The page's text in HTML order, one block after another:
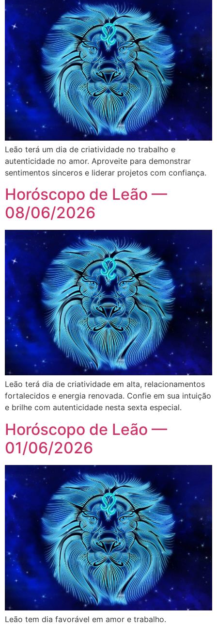
Leão terá um dia de criatividade no trabalho e
autenticidade no amor. Aproveite para demonstrar
sentimentos sinceros e liderar projetos com confiança.
Horóscopo de Leão —
08/06/2026
Leão terá dia de criatividade em alta, relacionamentos
fortalecidos e energia renovada. Confie em sua intuição
e brilhe com autenticidade nesta sexta especial.
Horóscopo de Leão —
01/06/2026
Leão tem dia favorável em amor e trabalho.